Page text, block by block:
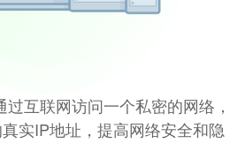
互联网访问一个私密的网络，
实IP地址，提高网络安全和隐